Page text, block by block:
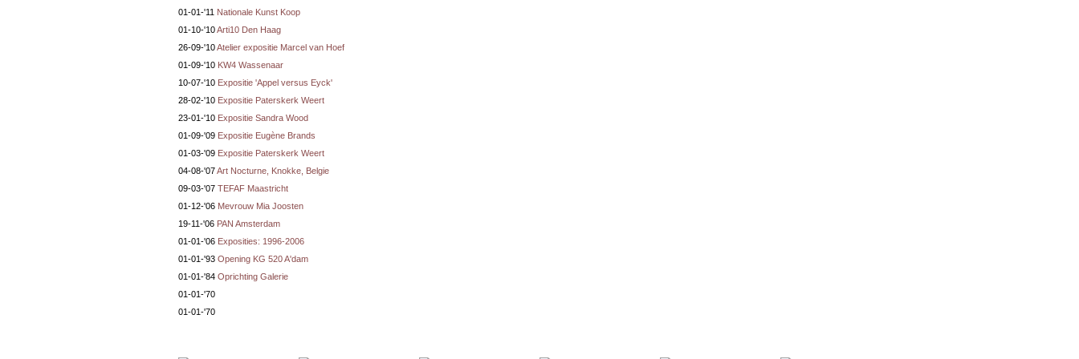
01-01-'11 Nationale Kunst Koop
01-10-'10Arti10 Den Haag
26-09-'10Atelier expositie Marcel van Hoef
01-09-'10 KW4 Wassenaar
10-07-'10 Expositie 'Appel versus Eyck'
28-02-'10 Expositie Paterskerk Weert
23-01-'10 Expositie Sandra Wood
01-09-'09 Expositie Eugène Brands
01-03-'09 Expositie Paterskerk Weert
04-08-'07Art Nocturne, Knokke, Belgie
09-03-'07 TEFAF Maastricht
01-12-'06 Mevrouw Mia Joosten
19-11-'06 PAN Amsterdam
01-01-'06 Exposities: 1996-2006
01-01-'93 Opening KG 520 A'dam
01-01-'84 Oprichting Galerie
01-01-'70
01-01-'70